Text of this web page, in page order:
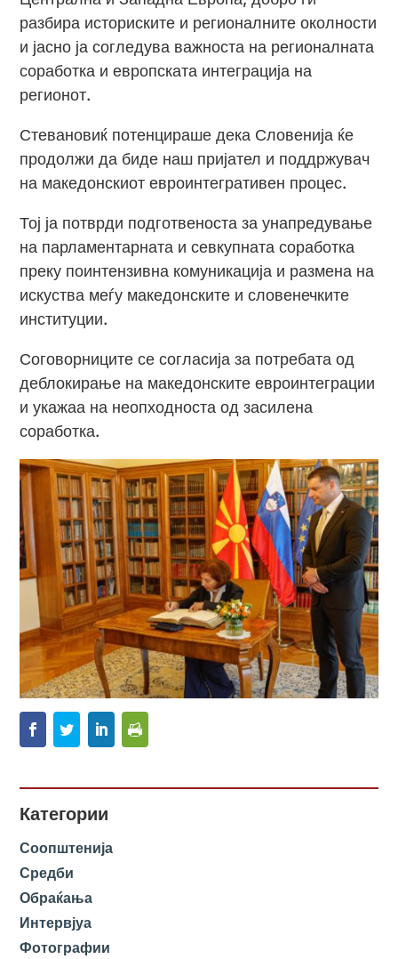
разбира историските и регионалните околности
и јасно ја согледува важноста на регионалната
соработка и европската интеграција на
регионот.
Стевановиќ потенцираше дека Словенија ќе
продолжи да биде наш пријател и поддржувач
на македонскиот евроинтегративен процес.
Тој ја потврди подготвеноста за унапредување
на парламентарната и севкупната соработка
преку поинтензивна комуникација и размена на
искуства меѓу македонските и словенечките
институции.
Соговорниците се согласија за потребата од
деблокирање на македонските евроинтеграции
и укажаа на неопходноста од засилена
соработка.
Категории
Соопштенија
Средби
Обраќања
Интервјуа
Фотографии